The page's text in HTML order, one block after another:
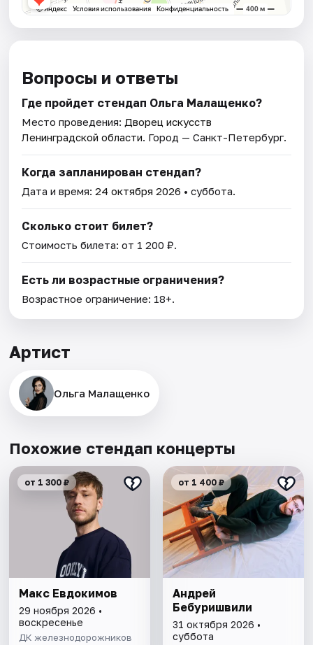
Вопросы и ответы
Где пройдет стендап Ольга Малащенко?
Место проведения: Дворец искусств
Ленинградской области. Город — Санкт-Петербург.
Когда запланирован стендап?
Дата и время:24 октября 2026 • суббота.
Сколько стоит билет?
Стоимость билета: от 1 200 ₽.
Есть ли возрастные ограничения?
Возрастное ограничение: 18+.
Артист
Ольга Малащенко
Похожие стендап концерты
от 1 300 ₽
Макс Евдокимов
29 ноября 2026 •
воскресенье
ДК железнодорожников
от 1 400 ₽
Андрей
Бебуришвили
31 октября 2026 •
суббота